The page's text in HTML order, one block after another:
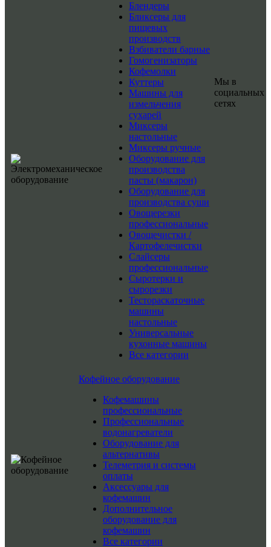
Блендеры
Бликсеры для
пищевых
производств
Взбиватели барные
Гомогенизаторы
Кофемолки
Куттеры
Машины для
измельчения
сухарей
Миксеры
настольные
Миксеры ручные
Оборудование для
производства
пасты (макарон)
Оборудование для
производства суши
Овощерезки
профессиональные
Овощечистки /
Картофелечистки
Слайсеры
профессиональные
Сыротерки и
сырорезки
Тестораскаточные
машины
настольные
Универсальные
кухонные машины
Все категории
Кофейное оборудование
Кофемашины
профессиональные
Профессиональные
водонагреватели
Оборудование для
альтернативы
Телеметрия и системы
оплаты
Аксессуары для
кофемашин
Дополнительное
оборудование для
кофемашин
Все категории
Мы в
социальных
сетях